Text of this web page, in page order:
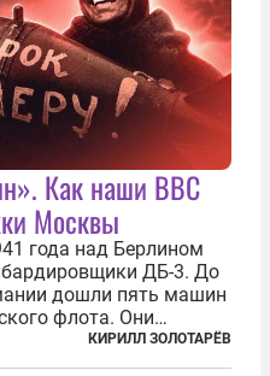
Как наши ВВС
Москвы
года над Берлином
ДБ-3. До
дошли пять машин
флота. Они
который в тот момент
что война идет где-то
КИРИЛЛ ЗОЛОТАРЁВ